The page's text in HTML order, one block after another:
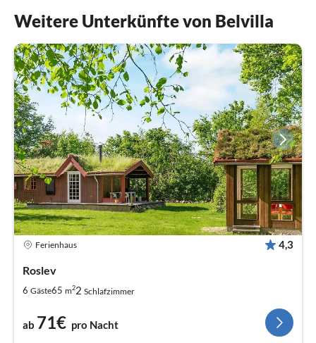
Weitere Unterkünfte von Belvilla
Ferienhaus 4,3
Roslev
6 Gäste65 m22 Schlafzimmer
ab 71€ pro Nacht